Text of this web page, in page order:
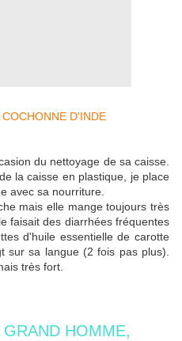
du nettoyage de sa caisse.
la caisse en plastique, je place
avec sa nourriture.
mais elle mange toujours très
faisait des diarrhées fréquentes
d'huile essentielle de carotte
sur sa langue (2 fois pas plus).
très fort.
HOMME,